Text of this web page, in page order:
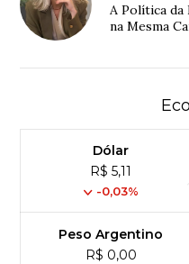
A Política da
na Mesma
Dólar
R$ 5,11
-0,03%
Peso Argentino
R$ 0,00